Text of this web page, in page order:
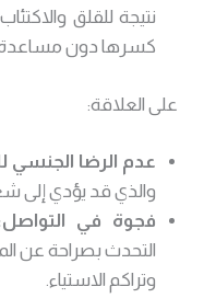
نتيجة للقلق
كسرها دون
على العلاقة:
عدم الرضا الجنسي
والذي قد يؤدي إلى
فجوة في
التحدث بصراحة عن
وتراكم الاستياء.